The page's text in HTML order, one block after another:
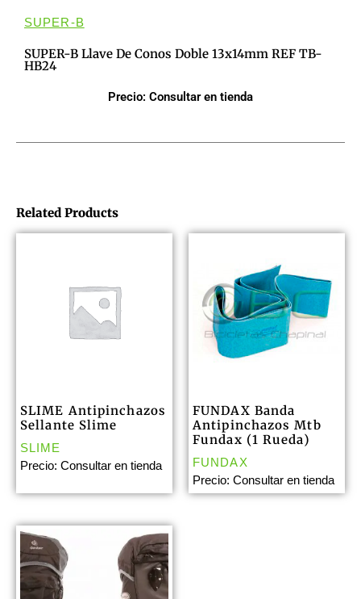
SUPER-B
SUPER-B Llave De Conos Doble 13x14mm REF TB-
HB24
Precio: Consultar en tienda
Related Products
SLIME Antipinchazos
Sellante Slime
SLIME
Precio: Consultar en tienda
FUNDAX Banda
Antipinchazos Mtb
Fundax (1 Rueda)
FUNDAX
Precio: Consultar en tienda